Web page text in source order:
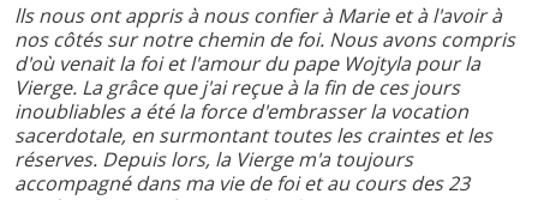
lls nous ont appris à nous confier à Marie et à l'avoir à
nos côtés sur notre chemin de foi. Nous avons compris
d'où venait la foi et l'amour du pape Wojtyla pour la
Vierge. La grâce que j'ai reçue à la fin de ces jours
inoubliables a été la force d'embrasser la vocation
sacerdotale, en surmontant toutes les craintes et les
réserves. Depuis lors, la Vierge m'a toujours
accompagné dans ma vie de foi et au cours des 23